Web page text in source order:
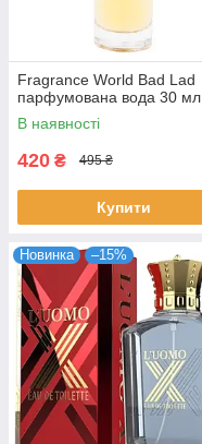
Fragrance World Bad Lad
парфумована вода 30 мл
В наявності
420 ₴ 495 ₴
Купити
Новинка –15%